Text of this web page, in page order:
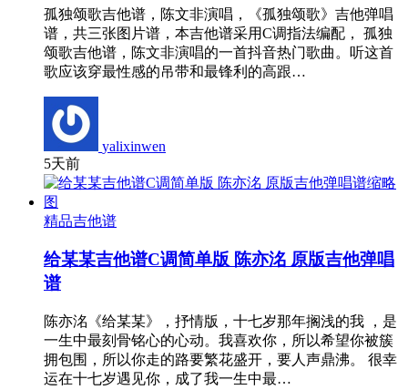
孤独颂歌吉他谱，陈文非演唱，《孤独颂歌》吉他弹唱
谱，共三张图片谱，本吉他谱采用C调指法编配， 孤独
颂歌吉他谱，陈文非演唱的一首抖音热门歌曲。听这首
歌应该穿最性感的吊带和最锋利的高跟…
yalixinwen
5天前
精品吉他谱
给某某吉他谱C调简单版 陈亦洺 原版吉他弹唱
谱
陈亦洺《给某某》，抒情版，十七岁那年搁浅的我 ，是
一生中最刻骨铭心的心动。我喜欢你，所以希望你被簇
拥包围，所以你走的路要繁花盛开，要人声鼎沸。 很幸
运在十七岁遇见你，成了我一生中最…